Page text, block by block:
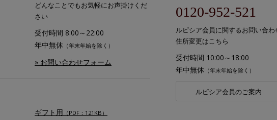
どんなことでもお気軽にお声掛けくだ
さい
受付時間 8:00～22:00
年中無休 （年末年始を除く）
» お問い合わせフォーム
ギフト用 （PDF：121KB）
0120-952-521
ルピシア会員に関するお問い合わ
住所変更はこちら
受付時間 10:00～18:00
年中無休 （年末年始を除く）
ルピシア会員のご案内